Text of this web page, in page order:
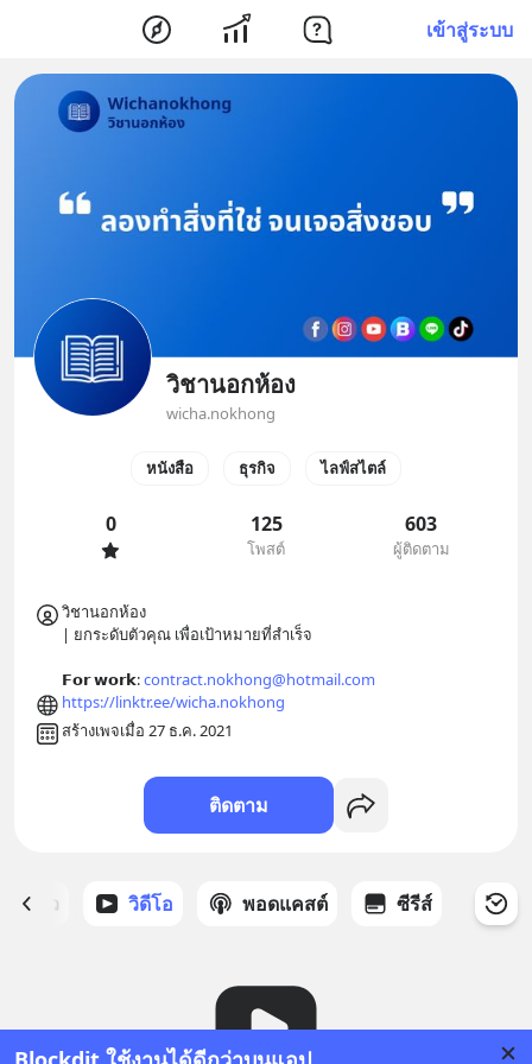
เข้าสู่ระบบ
วิชานอกห้อง
wicha.nokhong
หนังสือ ธุรกิจ ไลฟ์สไตล์
0 125
โพสต์
603
ผู้ติดตาม
วิชานอกห้อง
| ยกระดับตัวคุณ เพื่อเป้าหมายที่สำเร็จ
𝗙𝗼𝗿 𝘄𝗼𝗿𝗸: contract.nokhong@hotmail.com
https://linktr.ee/wicha.nokhong
สร้างเพจเมื่อ 27 ธ.ค. 2021
ติดตาม
ด้ดาว วิดีโอ พอดแคสต์ ซีรีส์